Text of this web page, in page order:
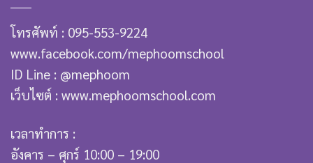
โทรศัพท์ : 095-553-9224
www.facebook.com/mephoomschool
ID Line : @mephoom
เว็บไซต์ : www.mephoomschool.com
เวลาทำการ :
อังคาร – ศุกร์ 10:00 – 19:00